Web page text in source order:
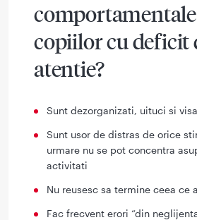
copiilor cu deficit
atentie?
Sunt dezorganizati, uituci si
Sunt usor de distras de orice
urmare nu se pot concentra
activitati
Nu reusesc sa termine ceea ce
Fac frecvent erori “din